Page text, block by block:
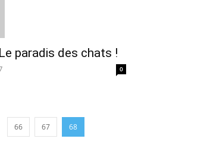
paradis des chats !
0
66 67 68